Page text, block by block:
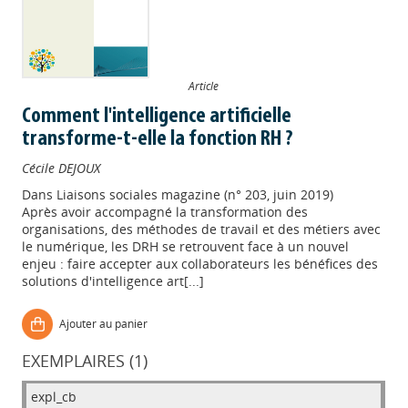
Article
Comment l'intelligence artificielle
transforme-t-elle la fonction RH ?
Cécile DEJOUX
Dans Liaisons sociales magazine (n° 203, juin 2019)
Après avoir accompagné la transformation des
organisations, des méthodes de travail et des métiers avec
le numérique, les DRH se retrouvent face à un nouvel
enjeu : faire accepter aux collaborateurs les bénéfices des
solutions d'intelligence art[...]
Ajouter au panier
EXEMPLAIRES (1)